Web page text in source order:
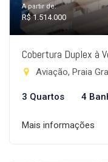
A partir de:
R$ 1.514.000
Cobertura Duplex à
Aviação, Praia
3 Quartos 4
Mais informações